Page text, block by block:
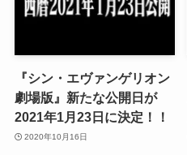
『シン・エヴァンゲリオン
劇場版』新たな公開日が
2021年1月23日に決定！！
2020年10月16日